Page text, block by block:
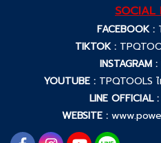
SOCIAL
FACEBOOK :
TIKTOK :
INSTAGRAM :
YOUTUBE :
LINE OFFICIAL :
WEBSITE :